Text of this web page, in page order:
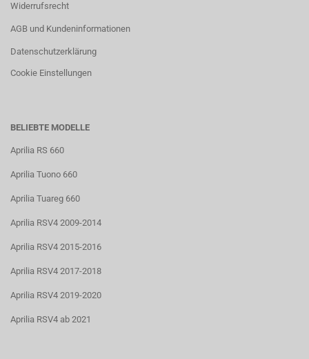
Widerrufsrecht
AGB und Kundeninformationen
Datenschutzerklärung
Cookie Einstellungen
BELIEBTE MODELLE
Aprilia RS 660
Aprilia Tuono 660
Aprilia Tuareg 660
Aprilia RSV4 2009-2014
Aprilia RSV4 2015-2016
Aprilia RSV4 2017-2018
Aprilia RSV4 2019-2020
Aprilia RSV4 ab 2021